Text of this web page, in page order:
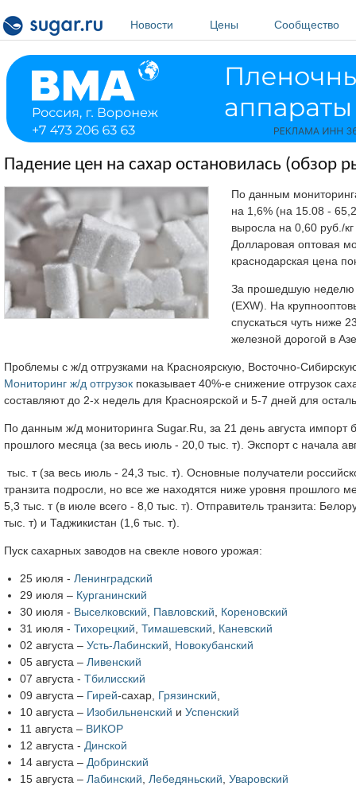
Новости
Цены Сообщество
Падение цен на сахар остановилась (обзор
По данным
на 1,6% (на 15.08 -
выросла на 0,60 руб./
Долларовая оптовая
краснодарская цена
За прошедшую неделю
(EXW). На
спускаться чуть ниже
железной дорогой в
Проблемы с ж/д отгрузками на Красноярскую, Восточно-
Мониторинг ж/д отгрузок показывает 40%-е снижение отгрузок
составляют до 2-х недель для Красноярской и 5-7 дней для
По данным ж/д мониторинга Sugar.Ru, за 21 день августа импорт
прошлого месяца (за весь июль - 20,0 тыс. т). Экспорт с начала
тыс. т (за весь июль - 24,3 тыс. т). Основные получатели
транзита подросли, но все же находятся ниже уровня прошлого
5,3 тыс. т (в июле всего - 8,0 тыс. т). Отправитель транзита:
тыс. т) и Таджикистан (1,6 тыс. т).
Пуск сахарных заводов на свекле нового урожая:
25 июля - Ленинградский
29 июля – Курганинский
30 июля - Выселковский Павловский
Кореновский
31 июля - Тихорецкий Тимашевский
Каневский
02 августа – Усть-Лабинский
Новокубанский
05 августа – Ливенский
07 августа - Тбилисский
09 августа – Гирей-сахар, Грязинский
10 августа – Изобильненский и Успенский
11 августа – ВИКОР
12 августа - Динской
14 августа – Добринский
15 августа – Лабинский Лебедяньский Уваровский